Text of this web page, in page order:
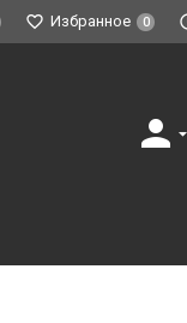
Избранное 0